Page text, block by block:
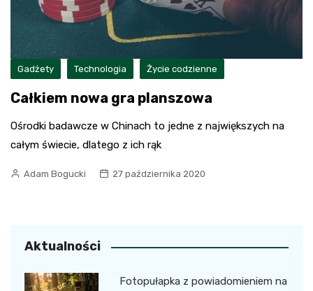
Gadżety Technologia Życie codzienne
Całkiem nowa gra planszowa
Ośrodki badawcze w Chinach to jedne z największych na
całym świecie, dlatego z ich rąk
Adam Bogucki 27 października 2020
Aktualności
Fotopułapka z powiadomieniem na